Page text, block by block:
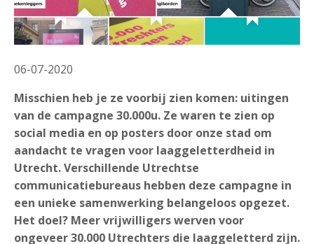
06-07-2020
Misschien heb je ze voorbij zien komen: uitingen
van de campagne 30.000u. Ze waren te zien op
social media en op posters door onze stad om
aandacht te vragen voor laaggeletterdheid in
Utrecht. Verschillende Utrechtse
communicatiebureaus hebben deze campagne in
een unieke samenwerking belangeloos opgezet.
Het doel? Meer vrijwilligers werven voor
ongeveer 30.000 Utrechters die laaggeletterd zijn.